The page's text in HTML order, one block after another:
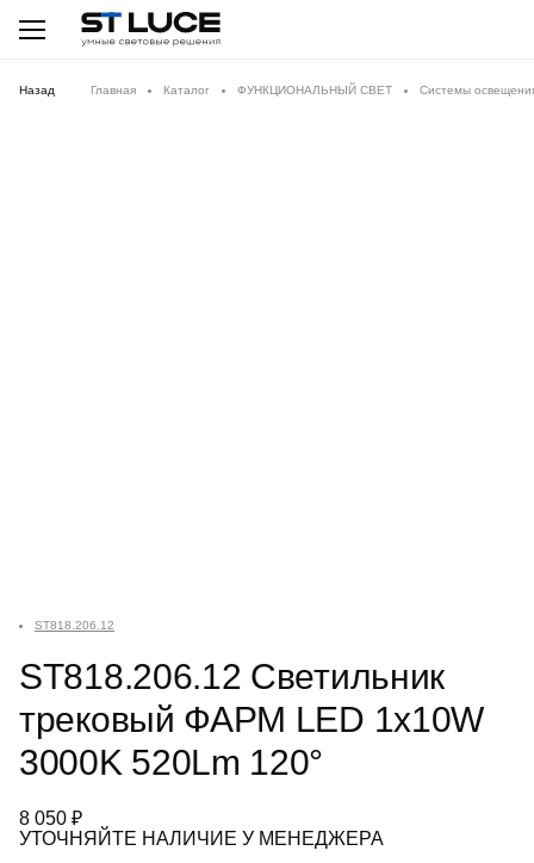
Назад Главная Каталог ФУНКЦИОНАЛЬНЫЙ СВЕТ Системы
ST818.206.12
ST818.206.12 Светильник
трековый ФАРМ LED 1x10W
3000K 520Lm 120°
8 050 ₽
УТОЧНЯЙТЕ НАЛИЧИЕ У МЕНЕДЖЕРА